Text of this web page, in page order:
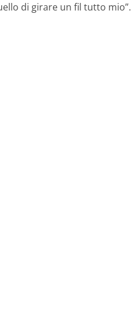
di girare un fil tutto mio”.